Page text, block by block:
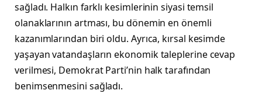
sağladı. Halkın farklı kesimlerinin siyasi temsil
olanaklarının artması, bu dönemin en önemli
kazanımlarından biri oldu. Ayrıca, kırsal kesimde
yaşayan vatandaşların ekonomik taleplerine cevap
verilmesi, Demokrat Parti’nin halk tarafından
benimsenmesini sağladı.